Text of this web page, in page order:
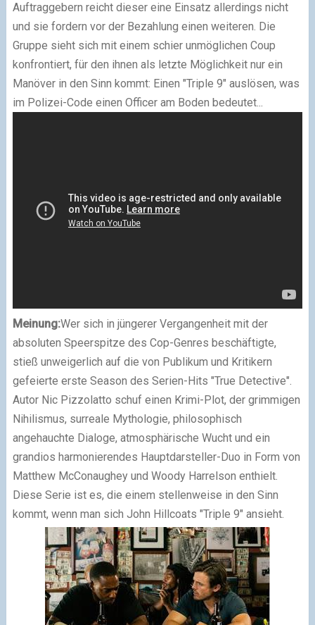
Auftraggebern reicht dieser eine Einsatz allerdings nicht
und sie fordern vor der Bezahlung einen weiteren. Die
Gruppe sieht sich mit einem schier unmöglichen Coup
konfrontiert, für den ihnen als letzte Möglichkeit nur ein
Manöver in den Sinn kommt: Einen "Triple 9" auslösen, was
im Polizei-Code einen Officer am Boden bedeutet...
Meinung:Wer sich in jüngerer Vergangenheit mit der
absoluten Speerspitze des Cop-Genres beschäftigte,
stieß unweigerlich auf die von Publikum und Kritikern
gefeierte erste Season des Serien-Hits "True Detective".
Autor Nic Pizzolatto schuf einen Krimi-Plot, der grimmigen
Nihilismus, surreale Mythologie, philosophisch
angehauchte Dialoge, atmosphärische Wucht und ein
grandios harmonierendes Hauptdarsteller-Duo in Form von
Matthew McConaughey und Woody Harrelson enthielt.
Diese Serie ist es, die einem stellenweise in den Sinn
kommt, wenn man sich John Hillcoats "Triple 9" ansieht.